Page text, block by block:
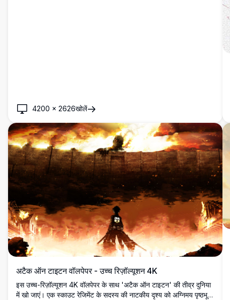
4200 × 2626खोलें
अटैक ऑन टाइटन वॉलपेपर - उच्च रिज़ॉल्यूशन 4K
इस उच्च-रिज़ॉल्यूशन 4K वॉलपेपर के साथ 'अटैक ऑन टाइटन' की तीव्र दुनिया
में खो जाएं। एक स्काउट रेजिमेंट के सदस्य की नाटकीय दृश्य को अग्निमय पृष्ठभूमि